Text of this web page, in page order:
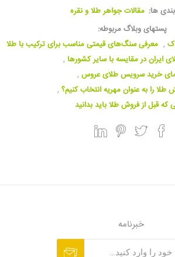
ها: مقالات جواهر طلا و نقره
پستهای وبلاگ مربوطه:
, معرفی سنگ‌های قیمتی مناسب برای ترکیب با طلا
ایران در مقایسه با سایر کشورها ,
خرید سرویس طلای عروس ,
را به عنوان مهریه انتخاب کنیم؟ ,
که قبل از فروش طلا باید بدانید
خبرنامه